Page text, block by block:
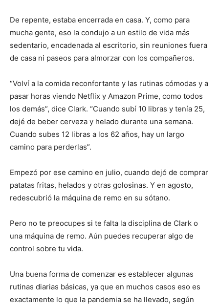
De repente, estaba encerrada en casa. Y, como para
mucha gente, eso la condujo a un estilo de vida más
sedentario, encadenada al escritorio, sin reuniones fuera
de casa ni paseos para almorzar con los compañeros.
“Volví a la comida reconfortante y las rutinas cómodas y a
pasar horas viendo Netflix y Amazon Prime, como todos
los demás”, dice Clark. “Cuando subí 10 libras y tenía 25,
dejé de beber cerveza y helado durante una semana.
Cuando subes 12 libras a los 62 años, hay un largo
camino para perderlas”.
Empezó por ese camino en julio, cuando dejó de comprar
patatas fritas, helados y otras golosinas. Y en agosto,
redescubrió la máquina de remo en su sótano.
Pero no te preocupes si te falta la disciplina de Clark o
una máquina de remo. Aún puedes recuperar algo de
control sobre tu vida.
Una buena forma de comenzar es establecer algunas
rutinas diarias básicas, ya que en muchos casos eso es
exactamente lo que la pandemia se ha llevado, según